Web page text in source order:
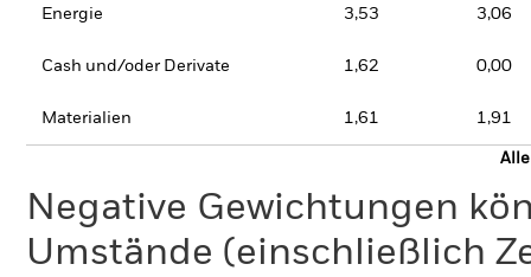
Energie 3,53 3,06
Cash und/oder Derivate 1,62 0,00
Materialien 1,61 1,91
Negative Gewichtungen
Umstände (einschließlich